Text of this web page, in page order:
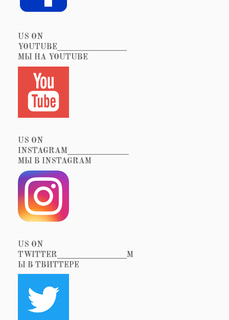
US ON
YOUTUBE_________________
МЫ НА YOUTUBE
US ON
INSTAGRAM_______________
МЫ В INSTAGRAM
US ON
TWITTER_________________М
Ы В ТВИТТЕРЕ